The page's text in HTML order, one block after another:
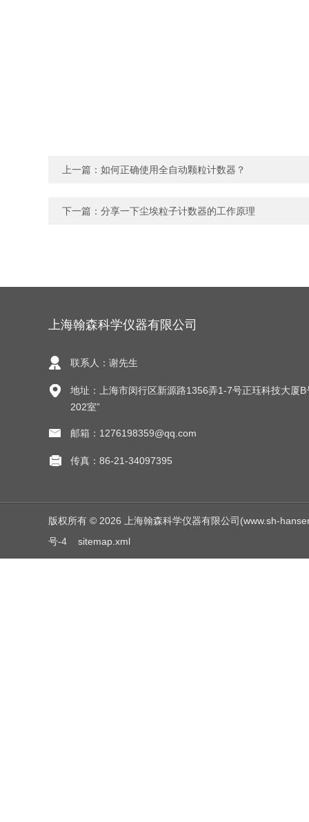
上一篇： 如何正确使用全自动颗粒计数器？
下一篇： 分享一下尘埃粒子计数器的工作原理
上海翰森科学仪器有限公司
联系人：谢先生
地址：上海市闵行区新源路1356弄1-7号正珏科技大厦B
202室”
邮箱：1276198359@qq.com
传真：86-21-34097395
版权所有 © 2026 上海翰森科学仪器有限公司(www.sh-
号-4
sitemap.xml